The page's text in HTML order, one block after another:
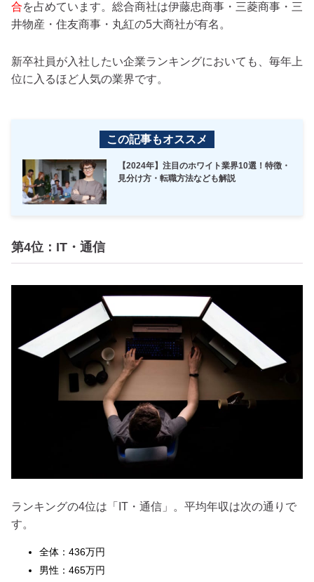
合を占めています。総合商社は伊藤忠商事・三菱商事・三
井物産・住友商事・丸紅の5大商社が有名。
新卒社員が入社したい企業ランキングにおいても、毎年上
位に入るほど人気の業界です。
この記事もオススメ
【2024年】注目のホワイト業界10選！特徴・
見分け方・転職方法なども解説
第4位：IT・通信
ランキングの4位は「IT・通信」。平均年収は次の通りで
す。
全体：436万円
男性：465万円